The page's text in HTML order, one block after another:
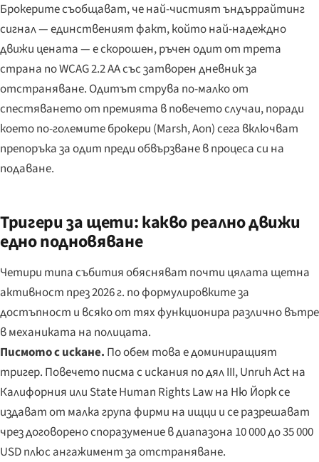
Брокерите съобщават, че най-чистият ъндъррайтинг
сигнал — единственият факт, който най-надеждно
движи цената — е скорошен, ръчен одит от трета
страна по WCAG 2.2 AA със затворен дневник за
отстраняване. Одитът струва по-малко от
спестяването от премията в повечето случаи, поради
което по-големите брокери (Marsh, Aon) сега включват
препоръка за одит преди обвързване в процеса си на
подаване.
Тригери за щети: какво реално движи
едно подновяване
Четири типа събития обясняват почти цялата щетна
активност през 2026 г. по формулировките за
достъпност и всяко от тях функционира различно вътре
в механиката на полицата.
Писмото с искане. По обем това е доминиращият
тригер. Повечето писма с искания по дял III, Unruh Act на
Калифорния или State Human Rights Law на Ню Йорк се
издават от малка група фирми на ищци и се разрешават
чрез договорено споразумение в диапазона 10 000 до 35 000
USD плюс ангажимент за отстраняване.